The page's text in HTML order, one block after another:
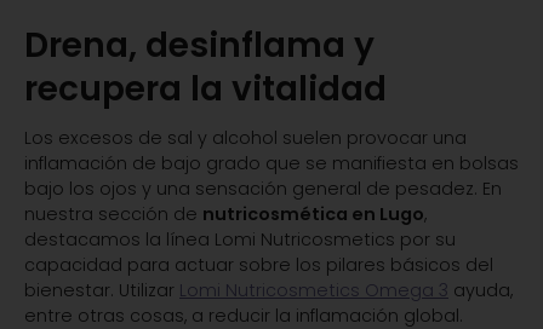
Drena, desinflama y
recupera la vitalidad
Los excesos de sal y alcohol suelen provocar una
inflamación de bajo grado que se manifiesta en bolsas
bajo los ojos y una sensación general de pesadez. En
nuestra sección de nutricosmética en Lugo,
destacamos la línea Lomi Nutricosmetics por su
capacidad para actuar sobre los pilares básicos del
bienestar. Utilizar Lomi Nutricosmetics Omega 3 ayuda,
entre otras cosas, a reducir la inflamación global.